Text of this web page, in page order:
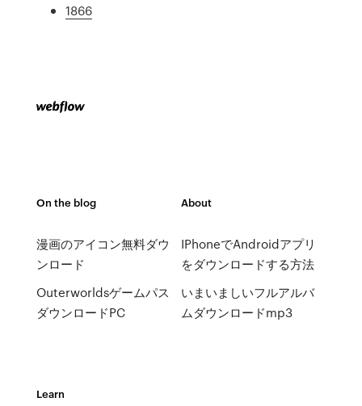
1866
On the blog
漫画のアイコン無料ダウ
ンロード
Outerworldsゲームパス
ダウンロードPC
About
IPhoneでAndroidアプリ
をダウンロードする方法
いまいましいフルアルバ
ムダウンロードmp3
Learn